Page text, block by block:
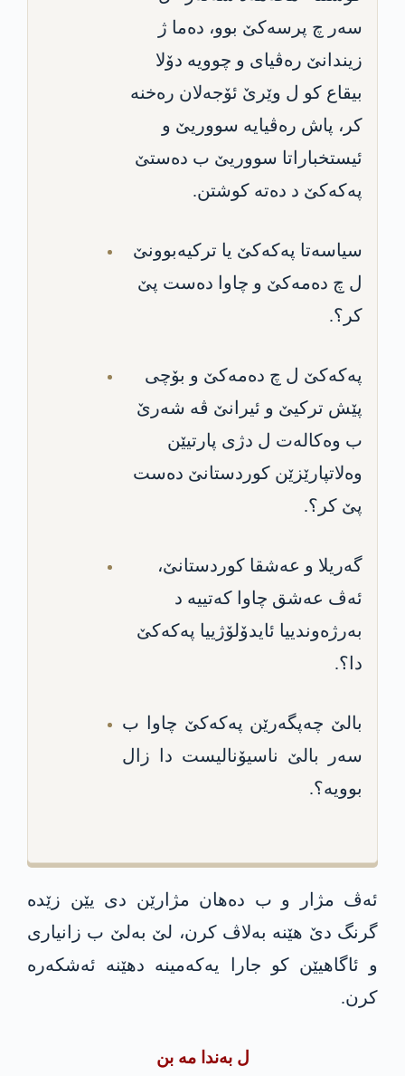
سه‌ر چ پرسه‌كێ بوو، ده‌ما ژ
زیندانێ ره‌ڤیای و چوویه‌ دۆلا
بیقاع كو ل وێرێ ئۆجه‌لان ره‌خنه‌
كر، پاش ره‌ڤیایه‌ سووریێ و
ئیستخباراتا سووریێ ب ده‌ستێ
په‌كه‌كێ د ده‌ته‌ كوشتن.
سیاسه‌تا په‌كه‌كێ یا تركیه‌بوونێ
ل چ ده‌مه‌كێ و چا‌وا ده‌ست پێ
كر؟.
په‌كه‌كێ ل چ ده‌مه‌كێ و بۆچی
پێش تركیێ و ئیرانێ ڤه‌ شه‌رێ
ب وه‌كاله‌ت ل دژی پارتیێن
وه‌لاتپارێزێن كوردستانێ ده‌ست
پێ كر؟.
گه‌ریلا و عه‌شقا كوردستانێ،
ئه‌ڤ عه‌شق چا‌وا كه‌تییه‌ د
به‌رژه‌وندییا ئایدۆلۆژییا په‌كه‌كێ
دا؟.
بالێ چه‌پگه‌رێن په‌كه‌كێ چاوا ب
سه‌ر بالێ ناسیۆنالیست دا زال
بوویه؟‌.
ئه‌ڤ مژار و ب ده‌هان مژارێن دی یێن زێده‌
گرنگ دێ هێنه‌ به‌لاڤ كرن، لێ به‌لێ ب زانیاری
و ئاگاهیێن كو جارا یه‌كه‌مینه‌ دهێنه‌ ئه‌شكه‌ره‌
كرن.
ل به‌ندا مه‌ بن